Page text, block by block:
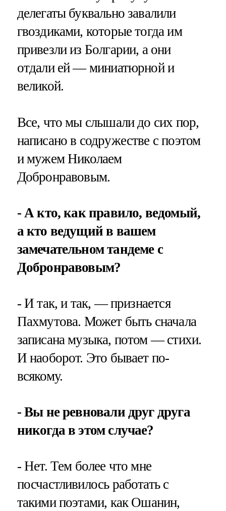
делегаты буквально завалили
гвоздиками, которые тогда им
привезли из Болгарии, а они
отдали ей — миниатюрной и
великой.
Все, что мы слышали до сих пор,
написано в содружестве с поэтом
и мужем Николаем
Добронравовым.
- А кто, как правило, ведомый,
а кто ведущий в вашем
замечательном тандеме с
Добронравовым?
- И так, и так, — признается
Пахмутова. Может быть сначала
записана музыка, потом — стихи.
И наоборот. Это бывает по-
всякому.
- Вы не ревновали друг друга
никогда в этом случае?
- Нет. Тем более что мне
посчастливилось работать с
такими поэтами, как Ошанин,